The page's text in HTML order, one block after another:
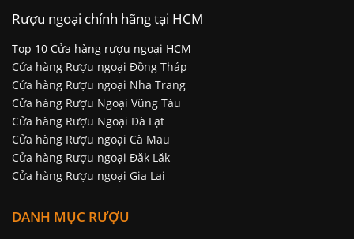
Rượu ngoại chính hãng tại HCM
Top 10 Cửa hàng rượu ngoại HCM
Cửa hàng Rượu ngoại Đồng Tháp
Cửa hàng Rượu ngoại Nha Trang
Cửa hàng Rượu Ngoại Vũng Tàu
Cửa hàng Rượu Ngoại Đà Lạt
Cửa hàng Rượu ngoại Cà Mau
Cửa hàng Rượu ngoại Đăk Lăk
Cửa hàng Rượu ngoại Gia Lai
DANH MỤC RƯỢU